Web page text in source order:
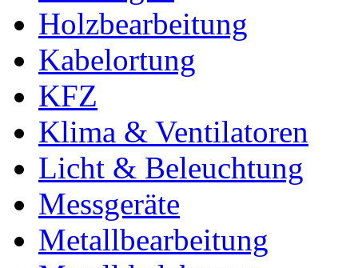
Holzbearbeitung
Kabelortung
KFZ
Klima & Ventilatoren
Licht & Beleuchtung
Messgeräte
Metallbearbeitung